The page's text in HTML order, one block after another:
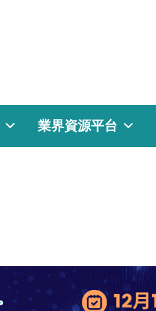
業界資源平台